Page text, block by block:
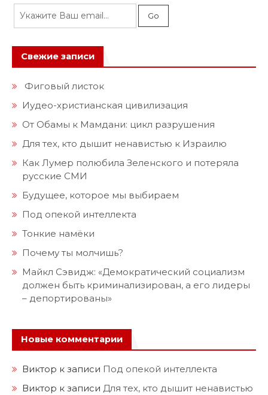
Свежие записи
Фиговый листок
Иудео-христианская цивилизация
От Обамы к Мамдани: цикл разрушения
Для тех, кто дышит ненавистью к Израилю
Как Лумер полюбила Зеленского и потеряла
русские СМИ
Будущее, которое мы выбираем
Под опекой интеллекта
Тонкие намёки
Почему ты молчишь?
Майкл Сэвидж: «Демократический социализм
должен быть криминализирован, а его лидеры
– депортированы»
Новые комментарии
Виктор к записи Под опекой интеллекта
Виктор к записи Для тех, кто дышит ненавистью